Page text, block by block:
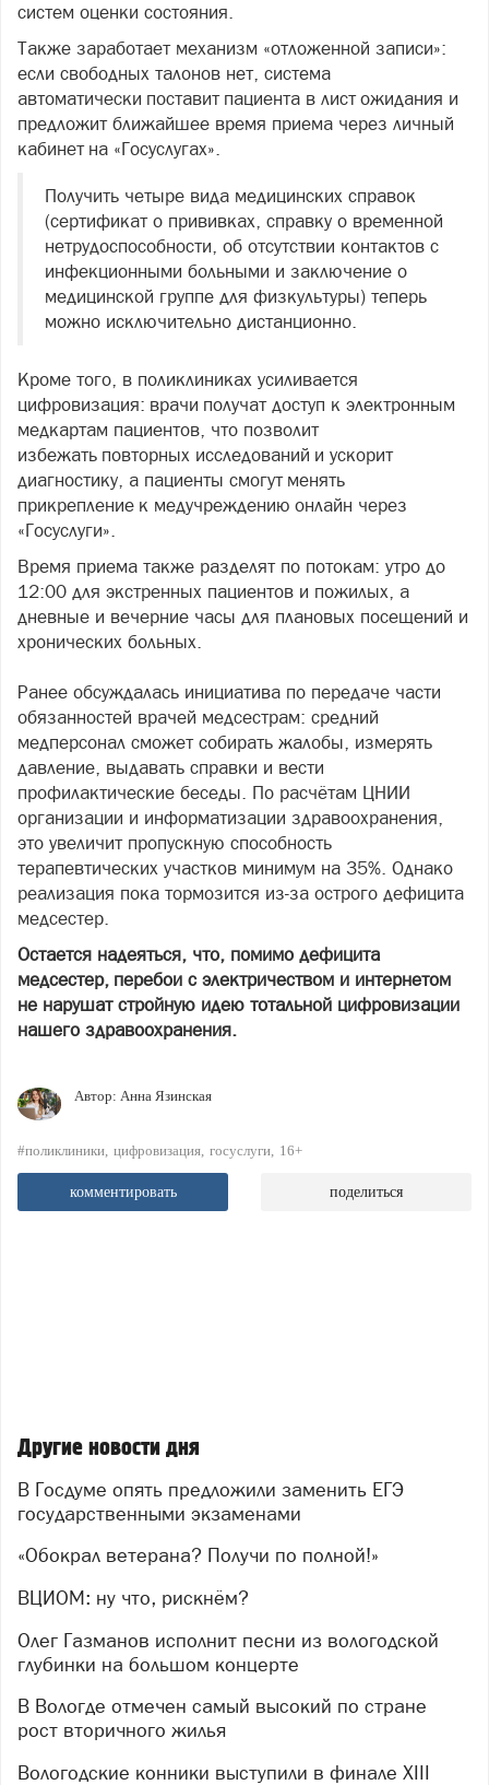
систем оценки состояния.
Также заработает механизм «отложенной записи»:
если свободных талонов нет, система
автоматически поставит пациента в лист ожидания и
предложит ближайшее время приема через личный
кабинет на «Госуслугах».
Получить четыре вида медицинских справок
(сертификат о прививках, справку о временной
нетрудоспособности, об отсутствии контактов с
инфекционными больными и заключение о
медицинской группе для физкультуры) теперь
можно исключительно дистанционно.
Кроме того, в поликлиниках усиливается
цифровизация: врачи получат доступ к электронным
медкартам пациентов, что позволит
избежать повторных исследований и ускорит
диагностику, а пациенты смогут менять
прикрепление к медучреждению онлайн через
«Госуслуги».
Время приема также разделят по потокам: утро до
12:00 для экстренных пациентов и пожилых, а
дневные и вечерние часы для плановых посещений и
хронических больных.
Ранее обсуждалась инициатива по передаче части
обязанностей врачей медсестрам: средний
медперсонал сможет собирать жалобы, измерять
давление, выдавать справки и вести
профилактические беседы. По расчётам ЦНИИ
организации и информатизации здравоохранения,
это увеличит пропускную способность
терапевтических участков минимум на 35%. Однако
реализация пока тормозится из-за острого дефицита
медсестер.
Остается надеяться, что, помимо дефицита
медсестер, перебои с электричеством и интернетом
не нарушат стройную идею тотальной цифровизации
нашего здравоохранения.
Автор: Анна Язинская
#поликлиники цифровизация госуслуги 16+
комментировать поделиться
Другие новости дня
В Госдуме опять предложили заменить ЕГЭ
государственными экзаменами
«Обокрал ветерана? Получи по полной!»
ВЦИОМ: ну что, рискнём?
Олег Газманов исполнит песни из вологодской
глубинки на большом концерте
В Вологде отмечен самый высокий по стране
рост вторичного жилья
Вологодские конники выступили в финале XIII